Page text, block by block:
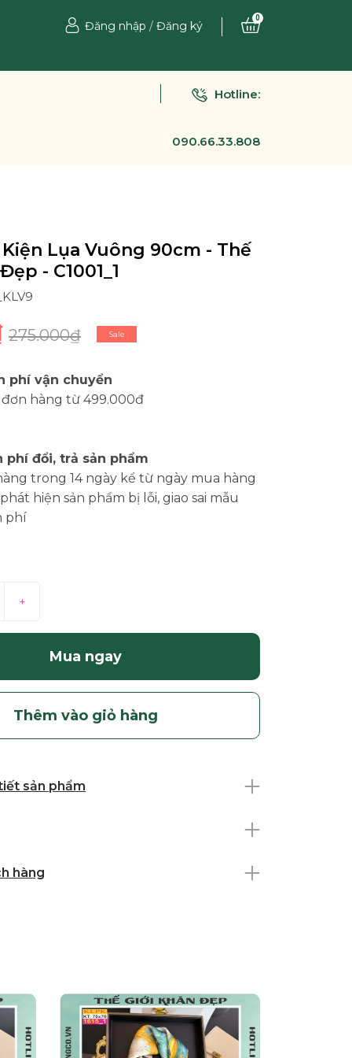
Đăng nhập / Đăng ký
0
Hotline:
090.66.33.808
Lụa Vuông 90cm - Thế
- C1001_1
275.000₫ Sale
phí vận chuyển
đơn hàng từ 499.000đ
phí đổi, trả sản phẩm
trong 14 ngày kể từ ngày mua hàng
hiện sản phẩm bị lỗi, giao sai mẫu
phí
+
Mua ngay
Thêm vào giỏ hàng
sản phẩm
hàng